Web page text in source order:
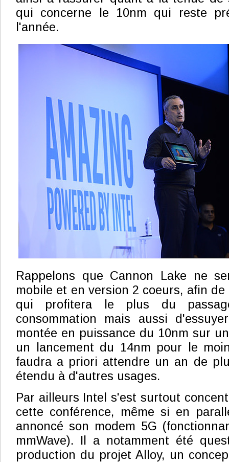
qui concerne le 10nm qui reste
l'année.
Rappelons que Cannon Lake ne
mobile et en version 2 coeurs, afin
qui profitera le plus du
consommation mais aussi
montée en puissance du 10nm sur
un lancement du 14nm pour le
faudra a priori attendre un an de
étendu à d'autres usages.
Par ailleurs Intel s'est surtout
cette conférence, même si en
annoncé son modem 5G
mmWave). Il a notamment été
production du projet Alloy, un